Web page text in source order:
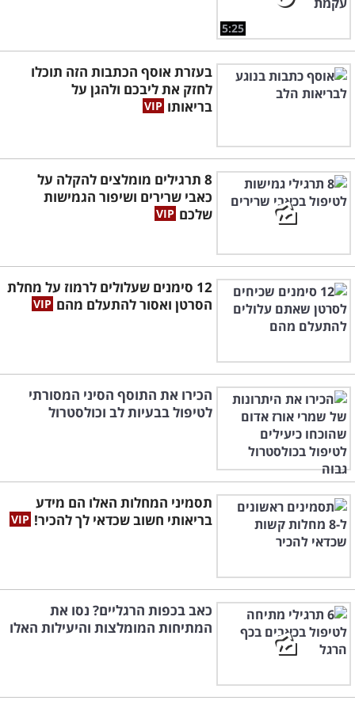
5:25
בעזרת אוסף הכתבות הזה תוכלו
לחזק את ליבכם ולהגן על
בריאותו
8 תרגילים מומלצים להקלה על
כאבי שרירים ושיפור הגמישות
שלכם
12 סימנים שעלולים לרמוז על מחלת
הסרטן ואסור להתעלם מהם
הכירו את התוסף הסיני המסורתי
לטיפול בבעיות לב וכולסטרול
תסמיני המחלות האלו הם מידע
בריאותי חשוב שכדאי לך להכיר!
כאב בכפות הרגליים? נסו את
המתיחות המומלצות והיעילות האלו